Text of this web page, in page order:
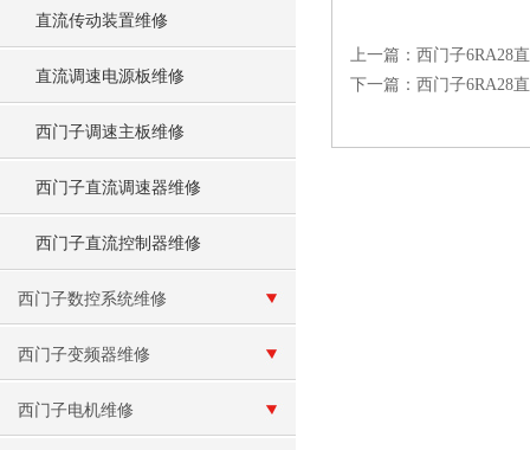
直流传动装置维修
直流调速电源板维修
西门子调速主板维修
西门子直流调速器维修
西门子直流控制器维修
西门子数控系统维修
西门子变频器维修
西门子电机维修
上一篇： 西门子6RA28
下一篇： 西门子6RA28